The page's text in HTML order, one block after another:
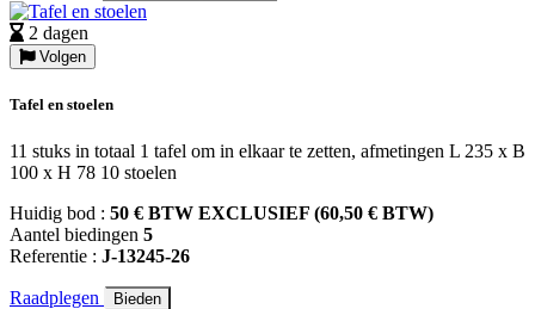
2 dagen
Volgen
Tafel en stoelen
11 stuks in totaal 1 tafel om in elkaar te zetten, afmetingen L 235 x B
100 x H 78 10 stoelen
Huidig bod : 50 € BTW EXCLUSIEF (60,50 € BTW)
Aantel biedingen 5
Referentie : J-13245-26
Raadplegen Bieden